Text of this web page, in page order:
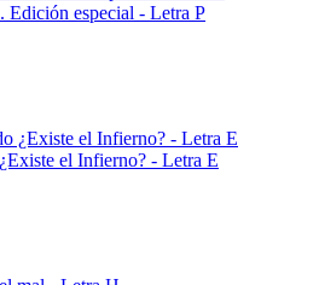
especial - Letra P
el Infierno? - Letra E